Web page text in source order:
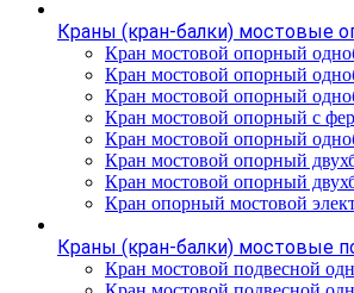
Краны (кран-балки) мостовые
Кран мостовой опорный
Кран мостовой опорный
Кран мостовой опорный
Кран мостовой опорный с
Кран мостовой опорный
Кран мостовой опорный
Кран мостовой опорный
Кран опорный мостовой
Краны (кран-балки) мостовые
Кран мостовой подвесной